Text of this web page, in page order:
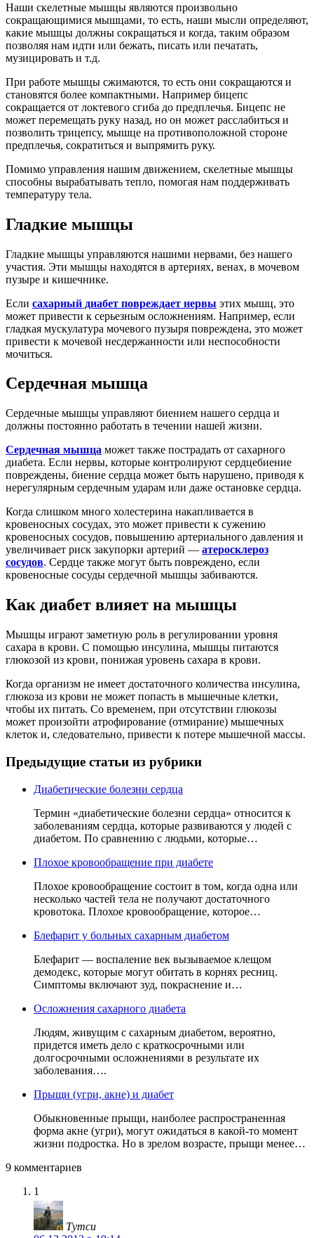
Наши скелетные мышцы являются произвольно
сокращающимися мышцами, то есть, наши мысли определяют,
какие мышцы должны сокращаться и когда, таким образом
позволяя нам идти или бежать, писать или печатать,
музицировать и т.д.
При работе мышцы сжимаются, то есть они сокращаются и
становятся более компактными. Например бицепс
сокращается от локтевого сгиба до предплечья. Бицепс не
может перемещать руку назад, но он может расслабиться и
позволить трицепсу, мышце на противоположной стороне
предплечья, сократиться и выпрямить руку.
Помимо управления нашим движением, скелетные мышцы
способны вырабатывать тепло, помогая нам поддерживать
температуру тела.
Гладкие мышцы
Гладкие мышцы управляются нашими нервами, без нашего
участия. Эти мышцы находятся в артериях, венах, в мочевом
пузыре и кишечнике.
Если сахарный диабет повреждает нервы этих мышц, это
может привести к серьезным осложнениям. Например, если
гладкая мускулатура мочевого пузыря повреждена, это может
привести к мочевой несдержанности или неспособности
мочиться.
Сердечная мышца
Сердечные мышцы управляют биением нашего сердца и
должны постоянно работать в течении нашей жизни.
Сердечная мышца может также пострадать от сахарного
диабета. Если нервы, которые контролируют сердцебиение
повреждены, биение сердца может быть нарушено, приводя к
нерегулярным сердечным ударам или даже остановке сердца.
Когда слишком много холестерина накапливается в
кровеносных сосудах, это может привести к сужению
кровеносных сосудов, повышению артериального давления и
увеличивает риск закупорки артерий — атеросклероз
сосудов. Сердце также могут быть повреждено, если
кровеносные сосуды сердечной мышцы забиваются.
Как диабет влияет на мышцы
Мышцы играют заметную роль в регулировании уровня
сахара в крови. С помощью инсулина, мышцы питаются
глюкозой из крови, понижая уровень сахара в крови.
Когда организм не имеет достаточного количества инсулина,
глюкоза из крови не может попасть в мышечные клетки,
чтобы их питать. Со временем, при отсутствии глюкозы
может произойти атрофирование (отмирание) мышечных
клеток и, следовательно, привести к потере мышечной массы.
Предыдущие статьи из рубрики
Диабетические болезни сердца
Термин «диабетические болезни сердца» относится к
заболеваниям сердца, которые развиваются у людей с
диабетом. По сравнению с людьми, которые…
Плохое кровообращение при диабете
Плохое кровообращение состоит в том, когда одна или
несколько частей тела не получают достаточного
кровотока. Плохое кровообращение, которое…
Блефарит у больных сахарным диабетом
Блефарит — воспаление век вызываемое клещом
демодекс, которые могут обитать в корнях ресниц.
Симптомы включают зуд, покраснение и…
Осложнения сахарного диабета
Людям, живущим с сахарным диабетом, вероятно,
придется иметь дело с краткосрочными или
долгосрочными осложнениями в результате их
заболевания….
Прыщи (угри, акне) и диабет
Обыкновенные прыщи, наиболее распространенная
форма акне (угри), могут ожидаться в какой-то момент
жизни подростка. Но в зрелом возрасте, прыщи менее…
9 комментариев
1
Тутси